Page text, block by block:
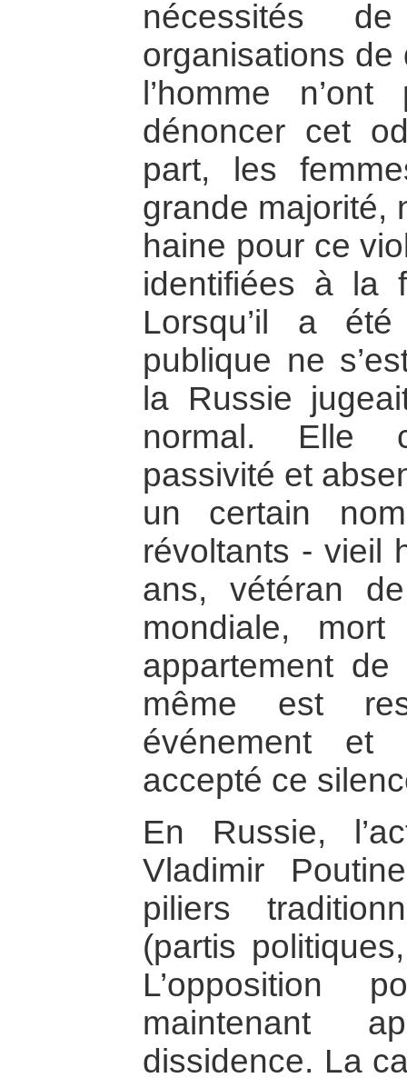
nécessités
organisations
l’homme
dénoncer cet
part, les
grande majorité,
haine pour ce
identifiées à la
Lorsqu’il a été
publique ne
la Russie
normal. Elle
passivité et
un certain
révoltants - vieil
ans, vétéran
mondiale,
appartement
même est
événement
accepté ce
En Russie,
Vladimir
piliers
(partis
L’opposition
maintenant
dissidence. La